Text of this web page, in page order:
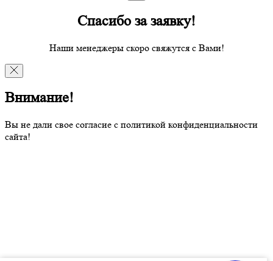
Спасибо за заявку!
Наши менеджеры скоро свяжутся с Вами!
Внимание!
Вы не дали свое согласие с политикой конфиденциальности
сайта!